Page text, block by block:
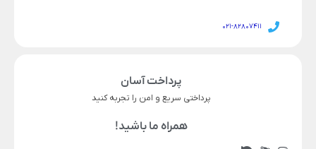
021-82807411
پرداخت آسان
پرداختی سریع و امن را تجربه کنید
همراه ما باشید!